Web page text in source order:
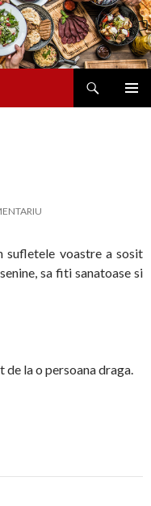
sufletele voastre a sosit
sa fiti sanatoase si
la o persoana draga.